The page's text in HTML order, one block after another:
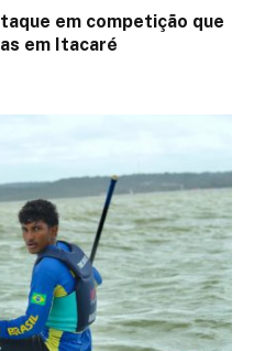
em competição que
em Itacaré